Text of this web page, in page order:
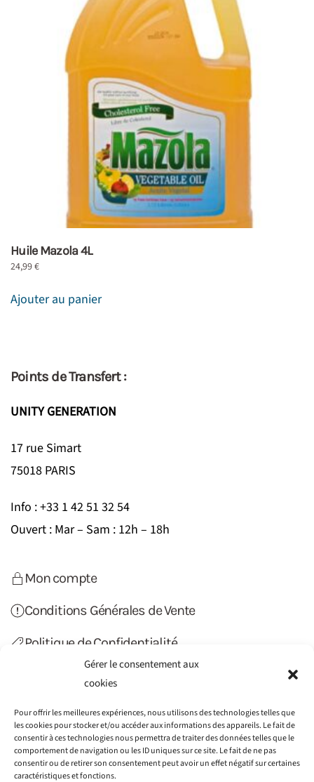
Gérer le consentement aux
cookies
Pour offrir les meilleures expériences, nous utilisons des technologies telles que
les cookies pour stocker et/ou accéder aux informations des appareils. Le fait de
consentir à ces technologies nous permettra de traiter des données telles que le
comportement de navigation ou les ID uniques sur ce site. Le fait de ne pas
consentir ou de retirer son consentement peut avoir un effet négatif sur certaines
caractéristiques et fonctions.
Huile Mazola 4L
24,99€
Ajouter au panier
Points de Transfert :
UNITY GENERATION
17 rue Simart
75018 PARIS
Info : +33 1 42 51 32 54
Ouvert : Mar – Sam : 12h – 18h
Mon compte
Conditions Générales de Vente
Politique de Confidentialité
Politique de Cookies (UE)
Contact